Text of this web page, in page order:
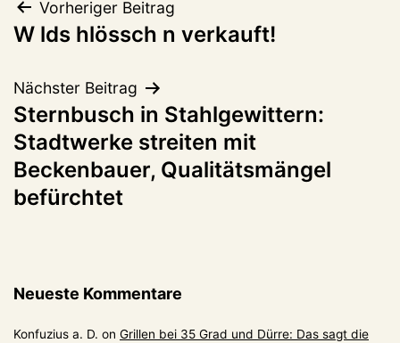
Beitragsnavigation
Vorheriger Beitrag
W lds hlössch n verkauft!
Nächster Beitrag
Sternbusch in Stahlgewittern:
Stadtwerke streiten mit
Beckenbauer, Qualitätsmängel
befürchtet
Neueste Kommentare
Konfuzius a. D. on Grillen bei 35 Grad und Dürre: Das sagt die